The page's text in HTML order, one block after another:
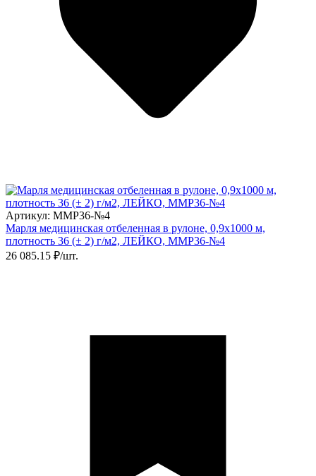
Артикул: ММР36-№4
Марля медицинская отбеленная в рулоне, 0,9х1000 м,
плотность 36 (± 2) г/м2, ЛЕЙКО, ММР36-№4
26 085.15 ₽/шт.